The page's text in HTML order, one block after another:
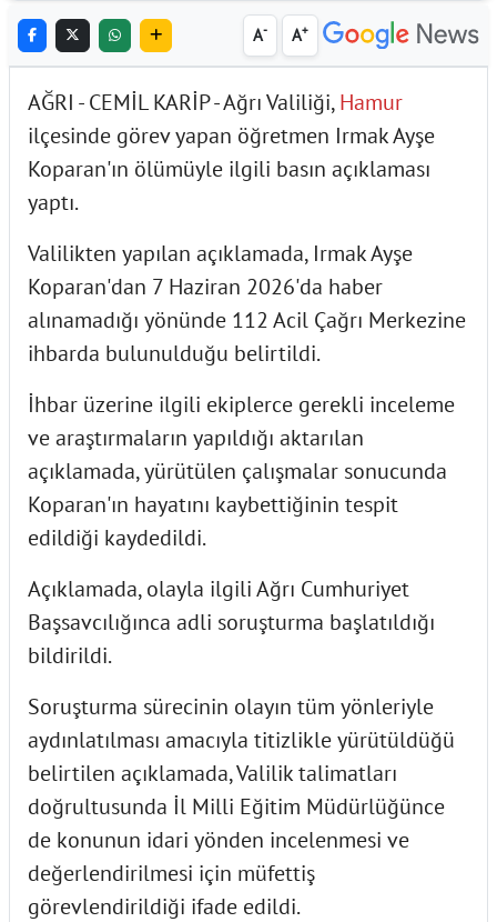
A- A+
AĞRI - CEMİL KARİP - Ağrı Valiliği,Hamur
ilçesinde görev yapan öğretmen Irmak Ayşe
Koparan'ın ölümüyle ilgili basın açıklaması
yaptı.
Valilikten yapılan açıklamada, Irmak Ayşe
Koparan'dan 7 Haziran 2026'da haber
alınamadığı yönünde 112 Acil Çağrı Merkezine
ihbarda bulunulduğu belirtildi.
İhbar üzerine ilgili ekiplerce gerekli inceleme
ve araştırmaların yapıldığı aktarılan
açıklamada, yürütülen çalışmalar sonucunda
Koparan'ın hayatını kaybettiğinin tespit
edildiği kaydedildi.
Açıklamada, olayla ilgili Ağrı Cumhuriyet
Başsavcılığınca adli soruşturma başlatıldığı
bildirildi.
Soruşturma sürecinin olayın tüm yönleriyle
aydınlatılması amacıyla titizlikle yürütüldüğü
belirtilen açıklamada, Valilik talimatları
doğrultusunda İl Milli Eğitim Müdürlüğünce
de konunun idari yönden incelenmesi ve
değerlendirilmesi için müfettiş
görevlendirildiği ifade edildi.